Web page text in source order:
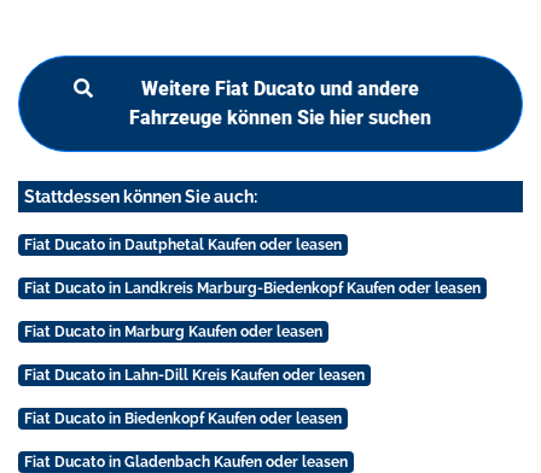
Weitere Fiat Ducato und andere
Fahrzeuge können Sie hier suchen
Stattdessen können Sie auch:
Fiat Ducato in Dautphetal Kaufen oder leasen
Fiat Ducato in Landkreis Marburg-Biedenkopf Kaufen oder leasen
Fiat Ducato in Marburg Kaufen oder leasen
Fiat Ducato in Lahn-Dill Kreis Kaufen oder leasen
Fiat Ducato in Biedenkopf Kaufen oder leasen
Fiat Ducato in Gladenbach Kaufen oder leasen